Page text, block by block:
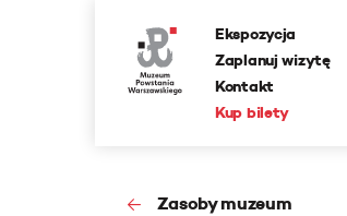
Ekspozycja
Zaplanuj wizytę
Kontakt
Kup bilety
Zasoby muzeum